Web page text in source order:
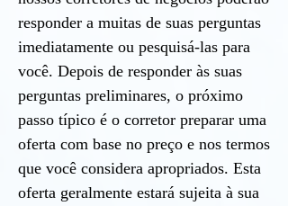
responder a muitas de suas perguntas
imediatamente ou pesquisá-las para
você. Depois de responder às suas
perguntas preliminares, o próximo
passo típico é o corretor preparar uma
oferta com base no preço e nos termos
que você considera apropriados. Esta
oferta geralmente estará sujeita à sua